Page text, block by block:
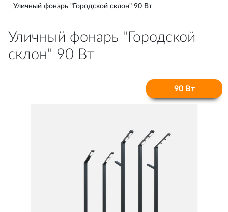
Уличный фонарь "Городской склон" 90 Вт
Уличный фонарь "Городской
склон" 90 Вт
90 Вт